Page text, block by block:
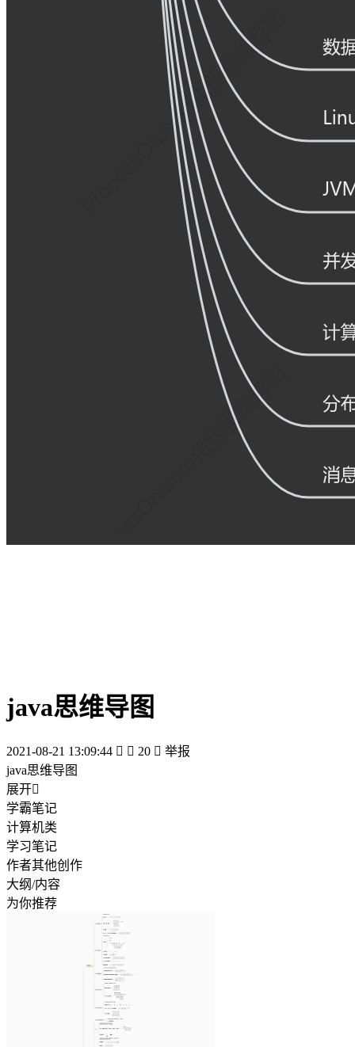
java思维导图
2021-08-21 13:09:44   20  举报
java思维导图
展开
学霸笔记
计算机类
学习笔记
作者其他创作
大纲/内容
为你推荐